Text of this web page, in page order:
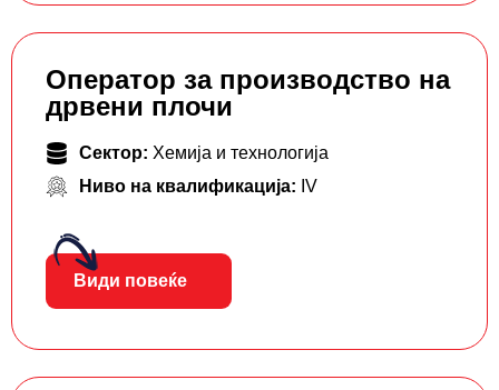
Оператор за производство на
дрвени плочи
Сектор: Хемија и технологија
Ниво на квалификација: IV
Види повеќе